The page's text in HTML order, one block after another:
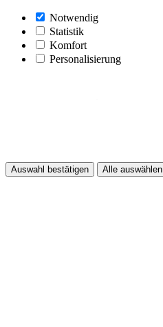
Notwendig
Statistik
Komfort
Personalisierung
Auswahl bestätigen Alle auswählen